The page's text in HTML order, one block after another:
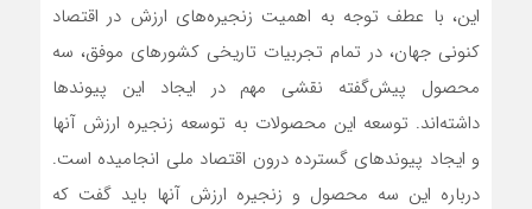
این، با عطف توجه به اهمیت زنجیره‌‌‌های ارزش در اقتصاد
کنونی جهان، در تمام تجربیات تاریخی کشورهای موفق، سه
محصول پیش‌گفته نقشی مهم در ایجاد این پیوندها
داشته‌اند. توسعه این محصولات به توسعه زنجیره ارزش آنها
و ایجاد پیوندهای گسترده درون اقتصاد ملی انجامیده است.
درباره این سه محصول و زنجیره ارزش آنها باید گفت که